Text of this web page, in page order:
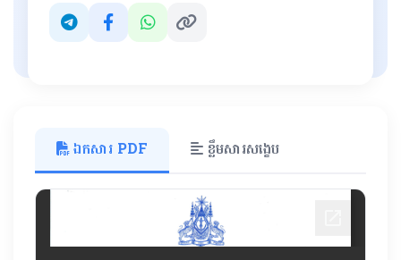
ឯកសារ PDF ខ្លឹមសារសង្ខេប